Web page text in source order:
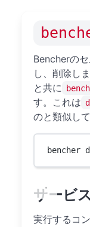
Bencherの
し、削除し
と共に
す。これは
のと類似して
bencher
サービス
実行するコ